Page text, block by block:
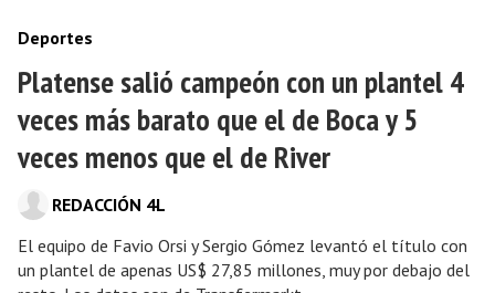
Platense salió campeón con un plantel 4
veces más barato que el de Boca y 5
veces menos que el de River
El equipo de Favio Orsi y Sergio Gómez levantó el título con
un plantel de apenas US$ 27,85 millones, muy por debajo del
Deportes
REDACCIÓN 4L